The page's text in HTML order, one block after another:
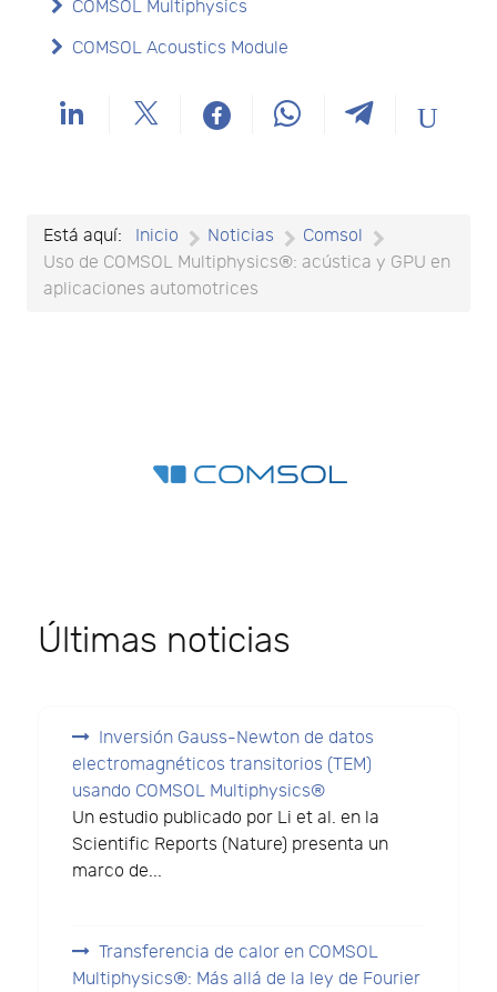
COMSOL Multiphysics
COMSOL Acoustics Module
Está aquí: Inicio Noticias
Comsol
Uso de COMSOL Multiphysics®: acústica y GPU en
aplicaciones automotrices
Últimas noticias
Inversión Gauss-Newton de datos
electromagnéticos transitorios (TEM)
usando COMSOL Multiphysics®
Un estudio publicado por Li et al. en la
Scientific Reports (Nature) presenta un
marco de...
Transferencia de calor en COMSOL
Multiphysics®: Más allá de la ley de Fourier